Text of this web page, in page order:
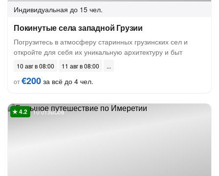
Индивидуальная до 15 чел.
Покинутые села западной Грузии
Погрузитесь в атмосферу старинных грузинских сел и
откройте для себя их уникальную архитектуру и быт
10 авг в 08:00
11 авг в 08:00
от€200 за всё до 4 чел.
10 отзывов